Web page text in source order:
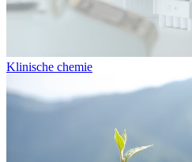
Klinische chemie